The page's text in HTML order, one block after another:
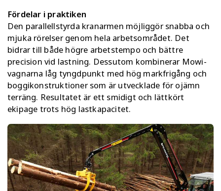
Fördelar i praktiken
Den parallellstyrda kranarmen möjliggör snabba och
mjuka rörelser genom hela arbetsområdet. Det
bidrar till både högre arbetstempo och bättre
precision vid lastning. Dessutom kombinerar Mowi-
vagnarna låg tyngdpunkt med hög markfrigång och
boggikonstruktioner som är utvecklade för ojämn
terräng. Resultatet är ett smidigt och lättkört
ekipage trots hög lastkapacitet.